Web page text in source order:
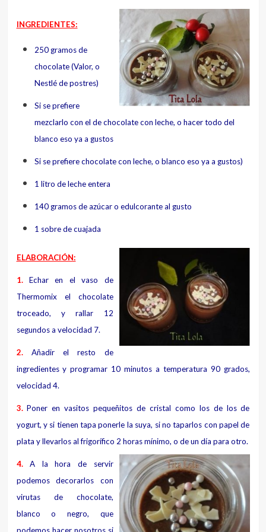
INGREDIENTES:
250 gramos de
chocolate(Valor, o
Nestlé de postres)
Si se prefiere
mezclarlo con el de chocolate con leche, o hacer todo del
blanco eso ya a gustos
Si se prefiere chocolate con leche, o blanco eso ya a gustos)
1 litro de leche entera
140 gramos de azúcaro edulcorante al gusto
1 sobre de cuajada
ELABORACIÓN:
1.Echar en el vaso de
Thermomix el chocolate
troceado, y rallar 12
segundos a velocidad 7.
2.Añadir el resto de
ingredientes y programar 10 minutos a temperatura 90 grados,
velocidad 4.
3.Poner en vasitos pequeñitos de cristal como los de los de
yogurt, y si tienen tapa ponerle la suya, si no taparlos con papel de
plata y llevarlos al frigorífico 2 horas mínimo, o de un día para otro.
4.A la hora de servir
podemos decorarlos con
virutas de chocolate,
blanco o negro, que
podemos hacer nosotros si